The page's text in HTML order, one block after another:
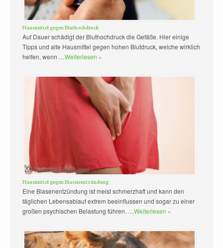
Hausmittel gegen Bluthochdruck
Auf Dauer schädigt der Bluthochdruck die Gefäße. Hier einige
Tipps und alte Hausmittel gegen hohen Blutdruck, welche wirklich
helfen, wenn …Weiterlesen »
Hausmittel gegen Blasenentzündung
Eine Blasenentzündung ist meist schmerzhaft und kann den
täglichen Lebensablauf extrem beeinflussen und sogar zu einer
großen psychischen Belastung führen. …Weiterlesen »